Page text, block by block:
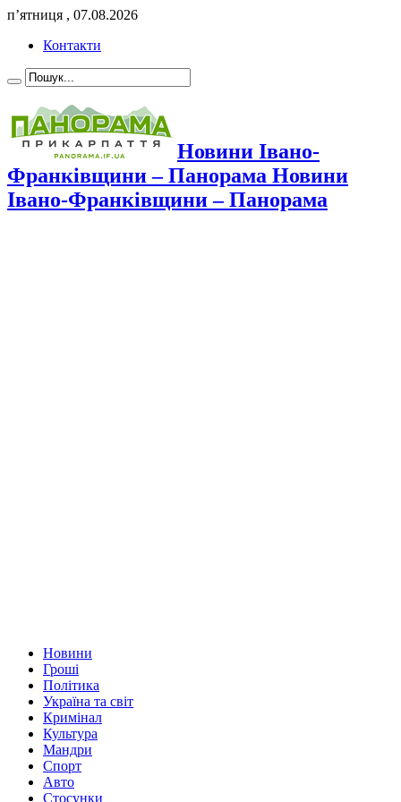
п’ятниця , 07.08.2026
Контакти
Новини Івано-
Франківщини – Панорама Новини
Івано-Франківщини – Панорама
Новини
Гроші
Політика
Україна та світ
Кримінал
Культура
Мандри
Спорт
Авто
Стосунки